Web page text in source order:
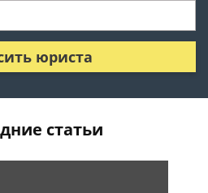
юриста
статьи